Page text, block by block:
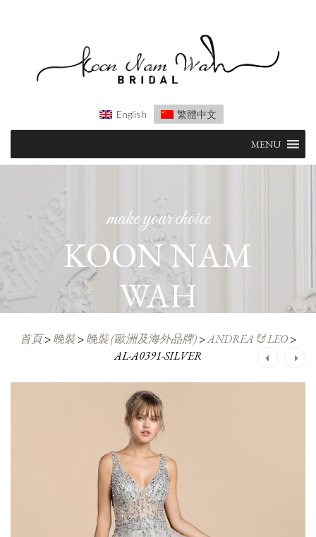
English 繁體中文
content
MENU
make your choice
KOON NAM
WAH
首頁>晚裝>晚裝 (歐洲及海外品牌)>ANDREA & LEO>
AL-A0391-SILVER
navigation